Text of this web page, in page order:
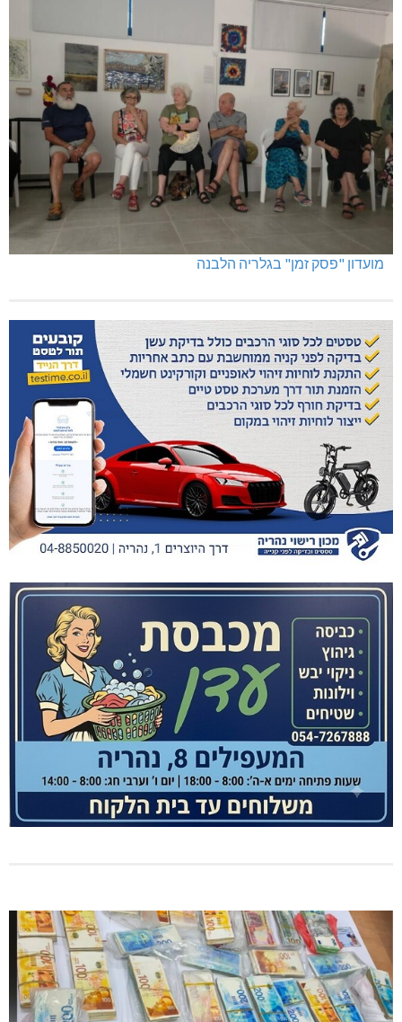
מועדון "פסק זמן" בגלריה הלבנה